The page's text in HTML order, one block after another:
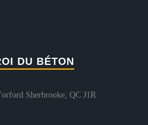
DU BÉTON
Sherbrooke, QC J1R